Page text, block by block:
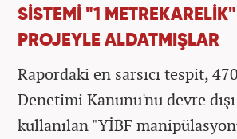
SİSTEMİ "1
PROJEYLE ALDATMIŞLAR
Rapordaki en sarsıcı tespit,
Denetimi Kanunu'nu devre
kullanılan "YİBF